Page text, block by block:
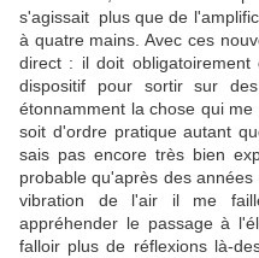
s'agissait plus que de
à quatre mains. Avec ces
direct : il doit
dispositif pour sortir sur
étonnamment la chose qui
soit d'ordre pratique autant
sais pas encore très bien
probable qu'après des
vibration de l'air il me
appréhender le passage à
falloir plus de réflexions là-